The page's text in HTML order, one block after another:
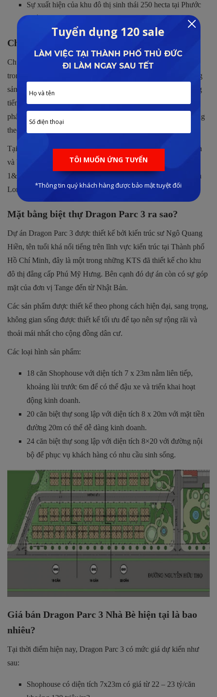
Sự xuất hiện của khu đô thị sinh thái 250 hecta tại Phước
Kiểng, có sân Golf quy mô lớn.
Chủ đầu tư dự án Dragon Parc 3 là ai?
Chủ đầu tư dự án Dragon Parc 3 là đoàn Phú Long, đây là một
trong những thương hiệu uy tín hàng đầu trên lĩnh vực bất động
sản Hồ Chí Minh. Hầu hết các dự án đều được hoàn thiện đúng
tiến độ, sản phẩm bàn giao đúng theo như phối cảnh ban đầu,
pháp lý rõ ràng, minh bạch và sổ hồng cũng được bàn giao đúng
theo như thời gian cam kết.
Tại khu đô thị Dragon City, chủ đầu tư Phú Long đã hoàn thiện
và bàn giao các phân khu sau: Dragon Hill 1&2, Dragon Parc
1&2, tòa nhà PVGas Tower và khu biệt thự Kim Long & Ngân
Long.
Mặt bằng biệt thự Dragon Parc 3 ra sao?
Dự án Dragon Parc 3 được thiết kế bởi kiến trúc sư Ngô Quang
Hiền, tên tuổi khá nổi tiếng trên lĩnh vực kiến trúc tại Thành phố
Hồ Chí Minh, đây là một trong những KTS đã thiết kế cho khu
đô thị đẳng cấp Phú Mỹ Hưng. Bên cạnh đó dự án còn có sự góp
mặt của đơn vị Tange đến từ Nhật Bản.
Các sản phẩm được thiết kế theo phong cách hiện đại, sang trọng,
không gian sống được thiết kế tối ưu để tạo nên sự rộng rãi và
thoải mái nhất cho cộng đồng dân cư.
Các loại hình sản phẩm:
18 căn Shophouse với diện tích 7 x 23m nằm liên tiếp,
khoảng lùi trước 6m để có thể đậu xe và triển khai hoạt
động kinh doanh.
20 căn biệt thự song lập với diện tích 8 x 20m với mặt tiền
đường 20m có thể dễ dàng kinh doanh.
24 căn biệt thự song lập với diện tích 8×20 với đường nội
bộ để phục vụ khách hàng có nhu cầu sinh sống.
Giá bán Dragon Parc 3 Nhà Bè hiện tại là bao
nhiêu?
Tại thời điểm hiện nay, Dragon Parc 3 có mức giá dự kiến như
sau:
Shophouse có diện tích 7x23m có giá từ 22 – 23 tỷ/căn